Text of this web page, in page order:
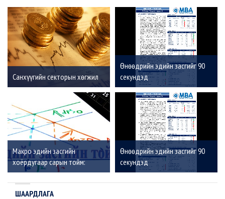
Санхүүгийн секторын хөгжил
Өнөөдрийн эдийн засгийг 90
секундэд
Макро эдийн засгийн
хоёрдугаар сарын тойм:
Онцлох 6 баримт
Өнөөдрийн эдийн засгийг 90
секундэд
ШААРДЛАГА